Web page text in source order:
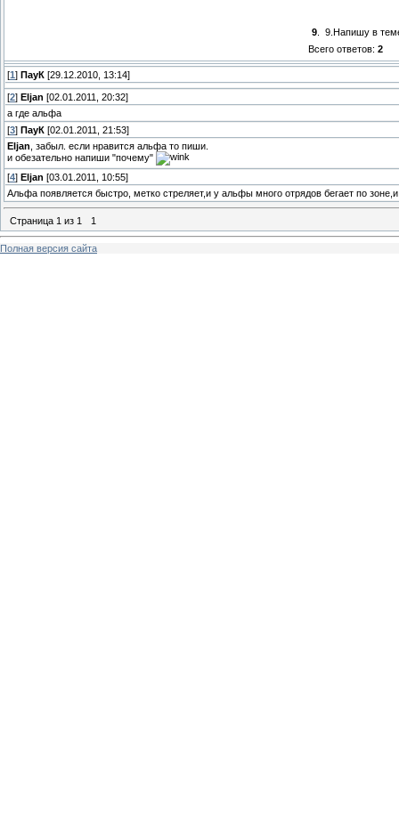
9.
9.Напишу в
Всего ответов: 2
[1 ] ПауК [29.12.2010, 13:14]
[2] Eljan [02.01.2011, 20:32]
а где альфа
[3] ПауК [02.01.2011, 21:53]
Eljan , забыл. если нравится альфа то пиши.
и обезательно напиши "почему"
[4] Eljan [03.01.2011, 10:55]
Альфа появляется быстро, метко стреляет,и у альфы много отрядов бегает по
Страница 1 из 1 1
Полная версия сайта